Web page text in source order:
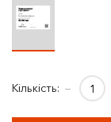
Кількість: −